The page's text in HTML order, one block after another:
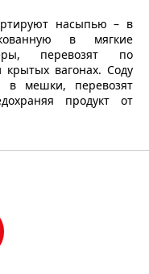
насыпью – в
в мягкие
перевозят по
крытых вагонах. Соду
в мешки, перевозят
продукт от